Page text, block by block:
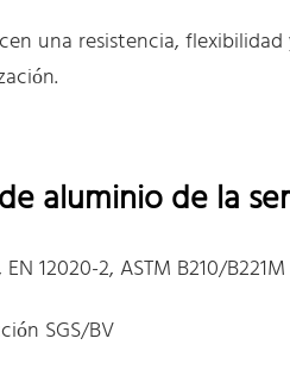
una resistencia,
aluminio de la
12020-2, ASTM B210/B221M
SGS/BV